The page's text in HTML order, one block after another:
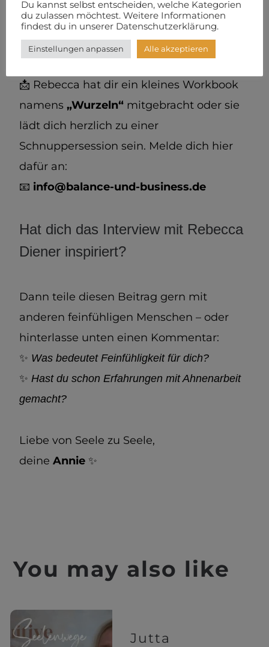
Dein Geschenk
📩 Rebecca hat dir ein kleines Workbook
namens „Wurzeln“ mitgebracht oder sie
lädt dich herzlich zu einer
Schnuppersession sein. Melde dich hier
dafür an:
📧 info@balance-und-business.de
Hat dich das Interview mit Rebecca
Diener inspiriert?
Dann teile diesen Beitrag gern mit
anderen feinfühligen Menschen – oder
hinterlasse unten einen Kommentar:
✨ Was bedeutet Feinfühligkeit für dich?
✨Hast du schon Erfahrungen mit Ahnenarbeit
gemacht?
Liebe von Seele zu Seele,
deineAnnie ✨
You may also like
Jutta
Du kannst selbst entscheiden, welche Kategorien
du zulassen möchtest. Weitere Informationen
findest du in unserer Datenschutzerklärung.
Einstellungen anpassen Alle akzeptieren